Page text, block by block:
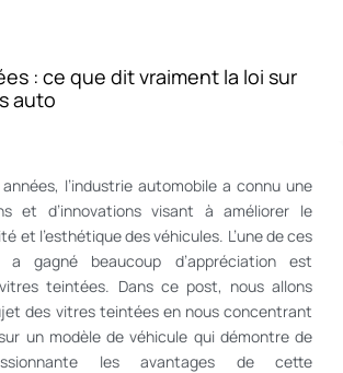
l’industrie automobile a connu une
et d’innovations visant à améliorer le
et l’esthétique des véhicules. L’une de ces
a gagné beaucoup d’appréciation est
teintées. Dans ce post, nous allons
des vitres teintées en nous concentrant
un modèle de véhicule qui démontre de
les avantages de cette
: ce que dit vraiment la loi sur
auto